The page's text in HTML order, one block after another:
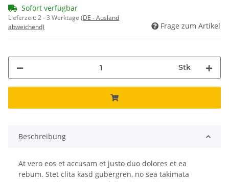
Sofort verfügbar
Lieferzeit:2 - 3 Werktage (DE - Ausland
abweichend)
Frage zum Artikel
Stk
Beschreibung
At vero eos et accusam et justo duo dolores et ea
rebum. Stet clita kasd gubergren, no sea takimata